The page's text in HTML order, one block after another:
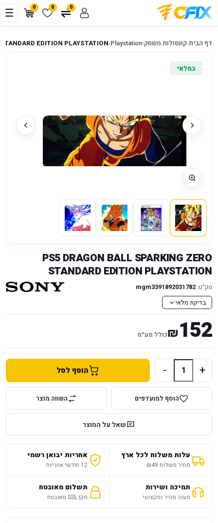
0 0 0
דף הבית‹קונסולות משחק‹
Playstation
‹
EDITION PLAYSTATION
במלאי
PS5 DRAGON BALL SPARKING ZERO
STANDARD EDITION PLAYSTATION
מק״ט: mgm3391892031782
בדיקת מלאי
152
₪כולל מע״מ
+
- הוסף לסל
הוסף למועדפים השווה מוצר
שאל על המוצר
עלות משלוח לכל ארץ
מחיר משלוח ₪49
אחריות יבואן רשמי
12 חודשי אחריות
תמיכה ושירות
מענה מהיר ומקצועי
תשלום מאובטח
תקן SSL מאובטח